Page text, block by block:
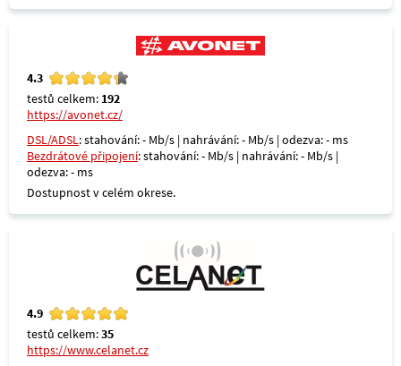
4.3
testů celkem: 192
https://avonet.cz/
DSL/ADSL: stahování: - Mb/s | nahrávání: - Mb/s | odezva: - ms
Bezdrátové připojení: stahování: - Mb/s | nahrávání: - Mb/s |
odezva: - ms
Dostupnost v celém okrese.
4.9
testů celkem:35
https://www.celanet.cz